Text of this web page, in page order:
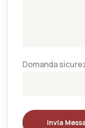
Domanda
Invia